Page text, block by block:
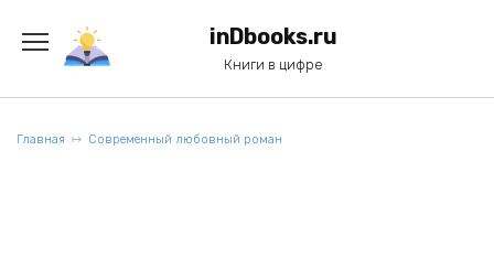
содержанию
inDbooks.ru
Книги в цифре
Главная Современный любовный роман